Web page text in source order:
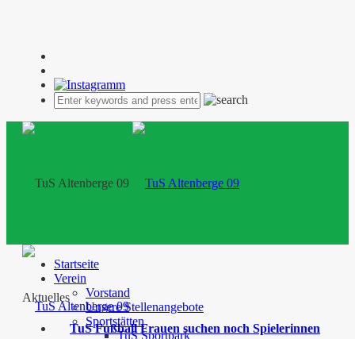
Startseite
Verein
Vorstand
Unsere Stellenangebote
Sportstätten
TuS Sportpark
Aktuelles
TuS Fußball Frauen suchen noch Spielerinnen